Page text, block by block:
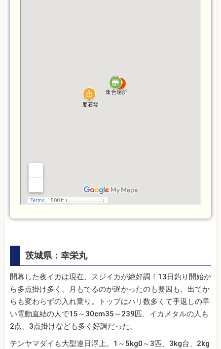
茨城県：幸栄丸
開幕した夜イカは現在、スジイカが絶好調！13日釣り開始か
ら多点掛け多く、月もでるのが遅かったのも要因も、出てか
らも変わらずの入れ乗り。トップはハリ数多くて手返しの早
い電動直結の人で15～30cm35～239匹、イカメタルの人も
2点、3点掛けなども多く好調だった。
テンヤマダイも大型連日浮上。1～5kg0～3匹、3kg台、2kg